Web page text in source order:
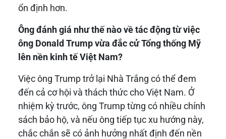
ổn định hơn.
Ông đánh giá như thế nào về tác động từ việc
ông Donald Trump vừa đắc cử Tổng thống Mỹ
lên nền kinh tế Việt Nam?
Việc ông Trump trở lại Nhà Trắng có thể đem
đến cả cơ hội và thách thức cho Việt Nam. Ở
nhiệm kỳ trước, ông Trump từng có nhiều chính
sách bảo hộ, và nếu ông tiếp tục xu hướng này,
chắc chắn sẽ có ảnh hưởng nhất định đến nền